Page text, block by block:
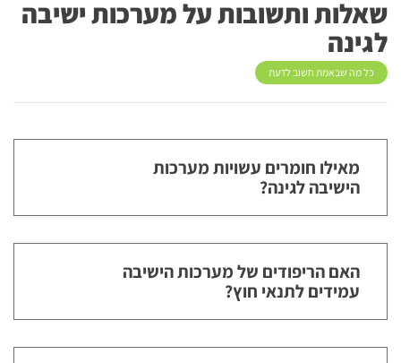
שאלות ותשובות על מערכות ישיבה
לגינה
כל מה שבאמת חשוב לדעת
מאילו חומרים עשויות מערכות
הישיבה לגינה?
האם הריפודים של מערכות הישיבה
עמידים לתנאי חוץ?